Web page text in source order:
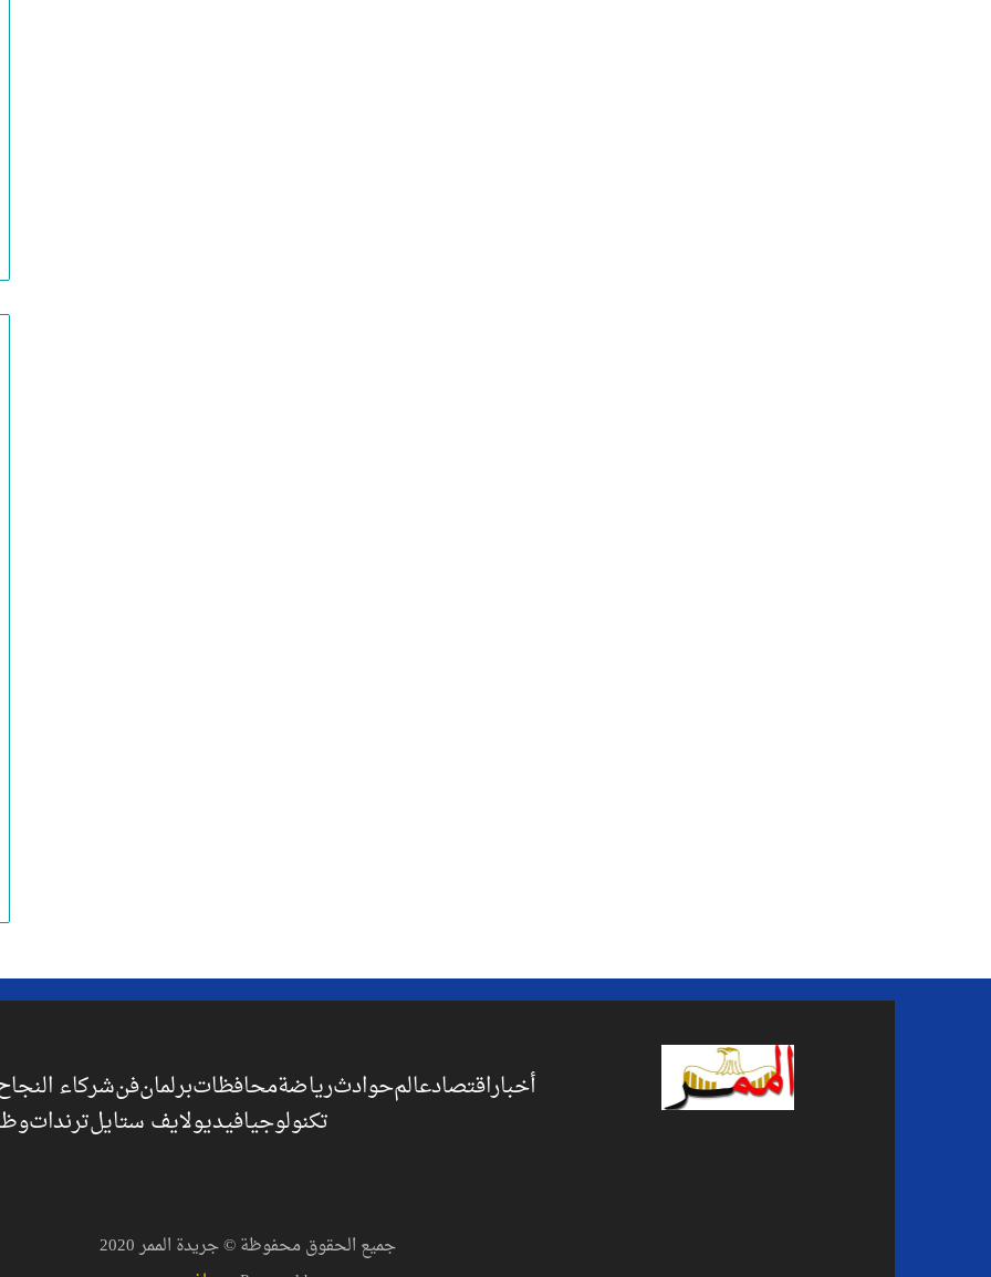
أخباراقتصادعالمحوادثرياضةمحافظاتبرلمانفنشركاء
تكنولوجيافيديولايف ستايلترندات
جميع الحقوق محفوظة © جريدة الممر 2020